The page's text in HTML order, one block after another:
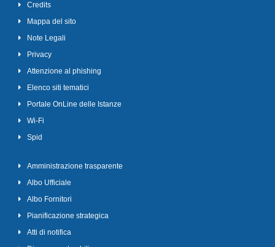
Credits
Mappa del sito
Note Legali
Privacy
Attenzione al phishing
Elenco siti tematici
Portale OnLine delle Istanze
Wi-Fi
Spid
Amministrazione trasparente
Albo Ufficiale
Albo Fornitori
Pianificazione strategica
Atti di notifica